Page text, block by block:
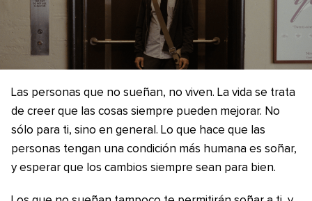
Las personas que no sueñan, no viven. La vida se trata
de creer que las cosas siempre pueden mejorar. No
sólo para ti, sino en general. Lo que hace que las
personas tengan una condición más humana es soñar,
y esperar que los cambios siempre sean para bien.